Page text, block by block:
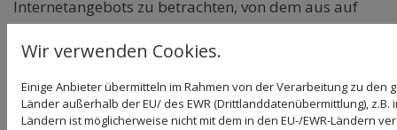
Internetangebots zu betrachten, von dem aus auf
einzelne Formulierungen dieses Textes der
geltenden Rechtslage nicht, nicht mehr oder nicht
vollständig entsprechen sollten, bleiben die übrigen
Wir verwenden Cookies.
Einige Anbieter übermitteln im Rahmen von der Verarbeitung zu den
Länder außerhalb der EU/ des EWR (Drittlanddatenübermittlung),
Ländern ist möglicherweise nicht mit dem in den EU-/EWR-Ländern